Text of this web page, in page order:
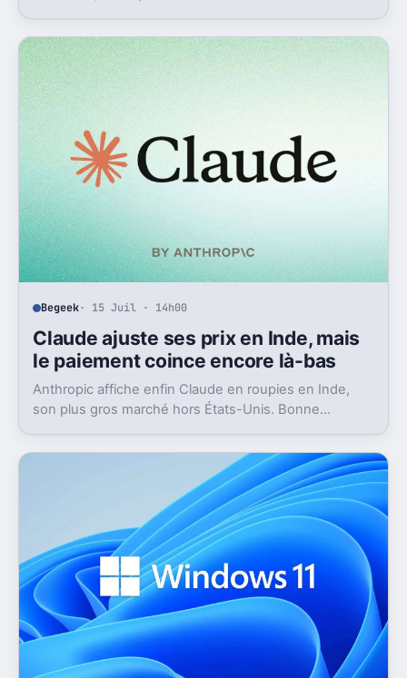
Begeek· 15 Juil · 14h00
Claude ajuste ses prix en Inde, mais
le paiement coince encore là-bas
Anthropic affiche enfin Claude en roupies en Inde,
son plus gros marché hors États-Unis. Bonne
abonnements.